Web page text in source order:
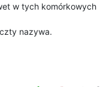
w tych komórkowych
nazywa.